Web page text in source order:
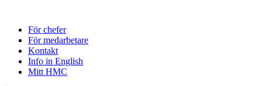
För chefer
För medarbetare
Kontakt
Info in English
Mitt HMC